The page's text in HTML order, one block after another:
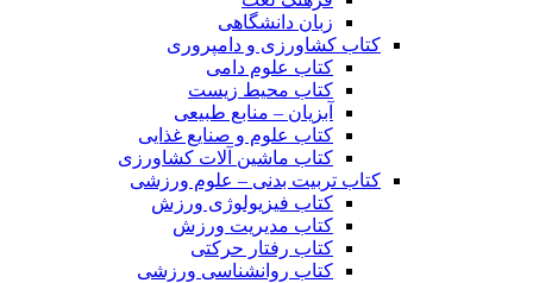
زبان دانشگاهی
کتاب کشاورزی و دامپروری
کتاب علوم دامی
کتاب محیط زیست
آبزیان – منابع طبیعی
کتاب علوم و صنایع غذایی
کتاب ماشین آلات کشاورزی
کتاب تربیت بدنی – علوم ورزشی
کتاب فیزیولوژی ورزش
کتاب مدیریت ورزش
کتاب رفتار حرکتی
کتاب روانشناسی ورزشی